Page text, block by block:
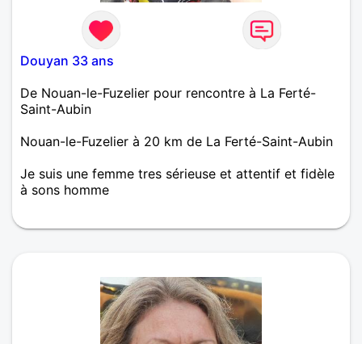
Douyan 33 ans
De Nouan-le-Fuzelier pour rencontre à La Ferté-
Saint-Aubin
Nouan-le-Fuzelier à 20 km de La Ferté-Saint-Aubin
Je suis une femme tres sérieuse et attentif et fidèle
à sons homme